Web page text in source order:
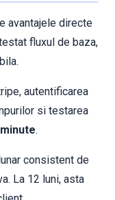
avantajele directe
fluxul de baza,
autentificarea
si testarea
.
consistent de
La 12 luni, asta